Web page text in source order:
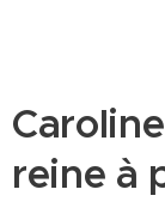
reine à